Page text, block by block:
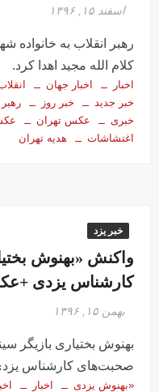
تصاویر تصادف زنجیره‌ای ۱۲ خودرو در تهران
اولین جلسه امنیتی
جاسوسی اسرائیل از
سفره عقدی که با پهپاد در
این سه نفر بد اخلاق‌ترین ایرانی‌های ۲۴
توییت خبرساز مشاور
گزارش خبرگزاری مهر از
بازداشت ۴ نفر در پی حمله به فرمانداری فسا
اسفند ۱۵, ۱۳۹۶
رهبر انقلاب به خانواده
کلام ‌الله مجید اهدا کرد.
اخبار اخبار جهان
خبر جدید
خبر روز
خبری
عکس تهران
اغتشاشات
هدیه تهران
خبر یزد
واکنش «بهنوش
کارشناس یزدی
بهمن ۱۵, ۱۳۹۶
بهنوش بختیاری بازیگر
صحبت‌های کارشناس یزدی
«بهنوش یزدی اخبار